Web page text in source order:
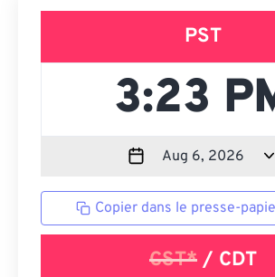
PST
Copier dans le presse-
CST*/ CDT